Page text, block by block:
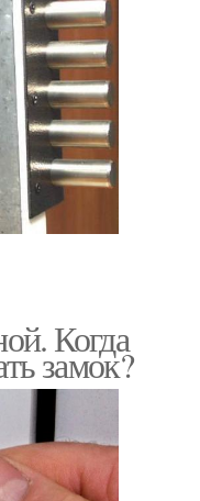
Когда
замок?